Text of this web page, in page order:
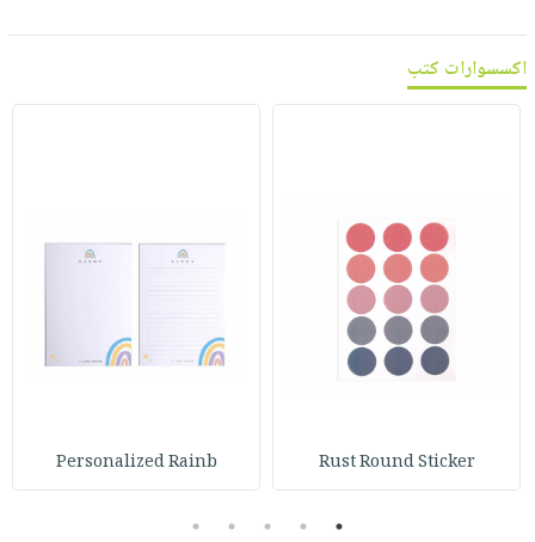
اكسسوارات كتب
Rust Round Sticker
Personalized Rainb
1
2
3
4
5